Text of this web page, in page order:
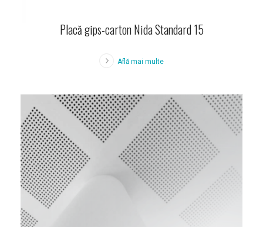
Placă gips-carton Nida Standard 15
Află mai multe